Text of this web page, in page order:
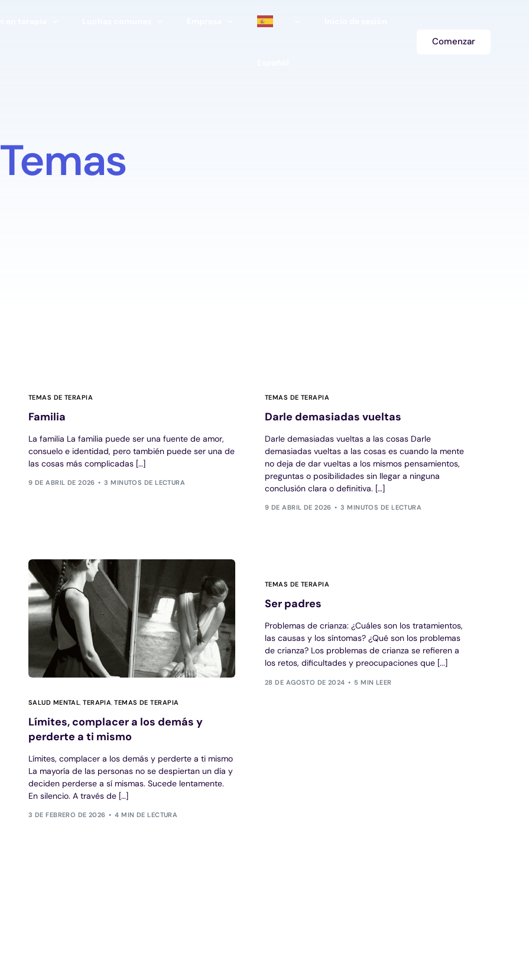
Agotamiento
Comenzar
Temas
TEMAS DE TERAPIA
Familia
La familia La familia puede ser una fuente de amor,
consuelo e identidad, pero también puede ser una de
las cosas más complicadas […]
9 DE ABRIL DE 2026 3 MINUTOS DE LECTURA
TEMAS DE TERAPIA
Darle demasiadas vueltas
Darle demasiadas vueltas a las cosas Darle
demasiadas vueltas a las cosas es cuando la mente
no deja de dar vueltas a los mismos pensamientos,
preguntas o posibilidades sin llegar a ninguna
conclusión clara o definitiva. […]
9 DE ABRIL DE 2026 3 MINUTOS DE LECTURA
SALUD MENTAL ,TERAPIA ,TEMAS DE TERAPIA
Límites, complacer a los demás y
perderte a ti mismo
Límites, complacer a los demás y perderte a ti mismo
La mayoría de las personas no se despiertan un día y
deciden perderse a sí mismas. Sucede lentamente.
En silencio. A través de […]
3 DE FEBRERO DE 2026 4 MIN DE LECTURA
TEMAS DE TERAPIA
Ser padres
Problemas de crianza: ¿Cuáles son los tratamientos,
las causas y los síntomas? ¿Qué son los problemas
de crianza? Los problemas de crianza se refieren a
los retos, dificultades y preocupaciones que [...]
28 DE AGOSTO DE 2024 5 MIN LEER